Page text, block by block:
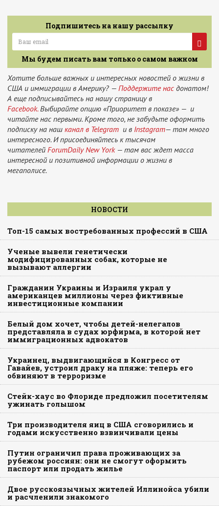
Подпишитесь на нашу рассылку
Мы будем писать вам только о самом важном
Хотите больше важных и интересных новостей о жизни в
США и иммиграции в Америку? — Поддержите нас донатом!
А еще подписывайтесь на нашу страницу в
Facebook.Выбирайте опцию «Приоритет в показе» — и
читайте нас первыми. Кроме того, не забудьте оформить
подписку на наш канал в Telegram и в Instagram— там много
интересного. И присоединяйтесь к тысячам
читателей ForumDaily New York— там вас ждет масса
интересной и позитивной информации о жизни в
мегаполисе.
НОВОСТИ
Топ-15 самых востребованных профессий в США
Ученые вывели генетически
модифицированных собак, которые не
вызывают аллергии
Гражданин Украины и Израиля украл у
американцев миллионы через фиктивные
инвестиционные компании
Белый дом хочет, чтобы детей-нелегалов
представляла в судах юрфирма, в которой нет
иммиграционных адвокатов
Украинец, выдвигающийся в Конгресс от
Гавайев, устроил драку на пляже: теперь его
обвиняют в терроризме
Стейк-хаус во Флориде предложил посетителям
ужинать голышом
Три производителя яиц в США сговорились и
годами искусственно взвинчивали цены
Путин ограничил права проживающих за
рубежом россиян: они не смогут оформить
паспорт или продать жилье
Двое русскоязычных жителей Иллинойса убили
и расчленили знакомого